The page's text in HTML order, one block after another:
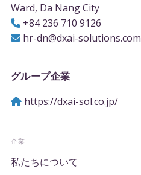
Ward, Da Nang City
+84 236 710 9126
hr-dn@dxai-solutions.com
グループ企業
https://dxai-sol.co.jp/
企業
私たちについて